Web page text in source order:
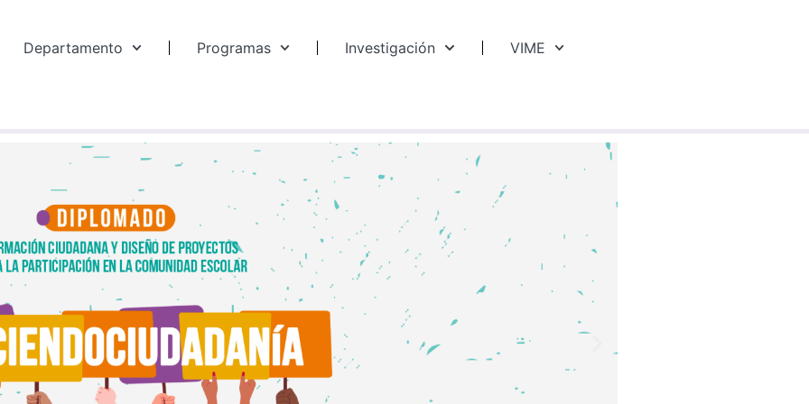
Departamento Programas Investigación VIME